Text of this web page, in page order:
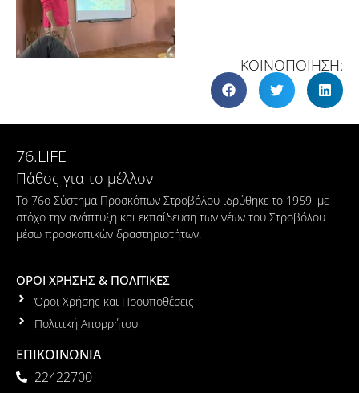
ΚΟΙΝΟΠΟΙΗΣΗ:
76.LIFE
Πάθος για το μέλλον
Το 76ο Σύστημα Προσκόπων Στροβόλου ιδρύθηκε το 1959, με
στόχο την ανάπτυξη και εκπαίδευση των νέων του Στροβόλου
μέσω προσκοπικών δραστηριοτήτων.
ΟΡΟΙ ΧΡΗΣΗΣ & ΠΟΛΙΤΙΚΕΣ
Όροι Χρήσης και Προϋποθέσεις
Πολιτική Απορρήτου
ΕΠΙΚΟΙΝΩΝΙΑ
22422700